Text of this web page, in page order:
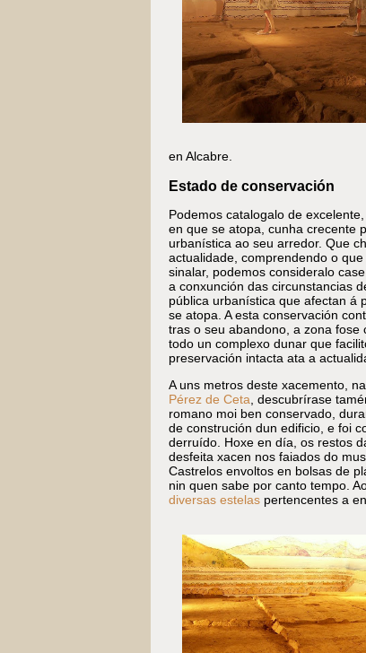
en Alcabre.
Estado de conservación
Podemos catalogalo de
en que se atopa, cunha crecente
urbanística ao seu arredor. Que
actualidade, comprendendo o
sinalar, podemos consideralo
a conxunción das circunstancias
pública urbanística que afectan á
se atopa. A esta conservación
tras o seu abandono, a zona fose
todo un complexo dunar que
preservación intacta ata a
A uns metros deste xacemento, na
Pérez de Ceta, descubrírase
romano moi ben conservado,
de construción dun edificio, e foi
derruído. Hoxe en día, os restos
desfeita xacen nos faiados do
Castrelos envoltos en bolsas de
nin quen sabe por canto tempo.
diversas estelaspertencentes a